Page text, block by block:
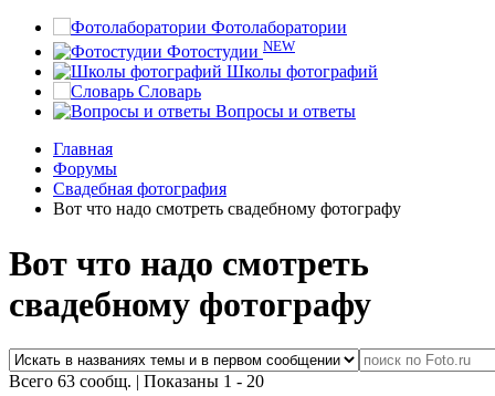
Фотолаборатории
Фотостудии NEW
Школы фотографий
Словарь
Вопросы и ответы
Главная
Форумы
Свадебная фотография
Вот что надо смотреть свадебному фотографу
Вот что надо смотреть
свадебному фотографу
Всего 63 сообщ. | Показаны 1 - 20